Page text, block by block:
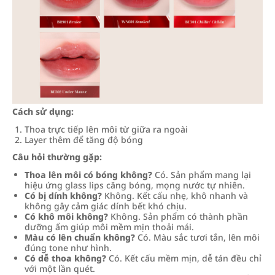
Cách sử dụng:
Thoa trực tiếp lên môi từ giữa ra ngoài
Layer thêm để tăng độ bóng
Câu hỏi thường gặp:
Thoa lên môi có bóng không? Có. Sản phẩm mang lại
hiệu ứng glass lips căng bóng, mọng nước tự nhiên.
Có bị dính không? Không. Kết cấu nhẹ, khô nhanh và
không gây cảm giác dính bết khó chịu.
Có khô môi không? Không. Sản phẩm có thành phần
dưỡng ẩm giúp môi mềm mịn thoải mái.
Màu có lên chuẩn không? Có. Màu sắc tươi tắn, lên môi
đúng tone như hình.
Có dễ thoa không? Có. Kết cấu mềm mịn, dễ tán đều chỉ
với một lần quét.